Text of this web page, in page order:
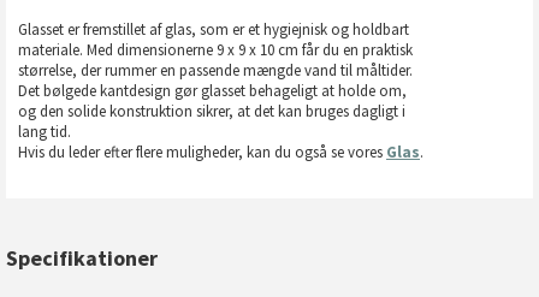
Glasset er fremstillet af glas, som er et hygiejnisk og holdbart
materiale. Med dimensionerne 9 x 9 x 10 cm får du en praktisk
størrelse, der rummer en passende mængde vand til måltider.
Det bølgede kantdesign gør glasset behageligt at holde om,
og den solide konstruktion sikrer, at det kan bruges dagligt i
lang tid.
Hvis du leder efter flere muligheder, kan du også se vores Glas.
Specifikationer